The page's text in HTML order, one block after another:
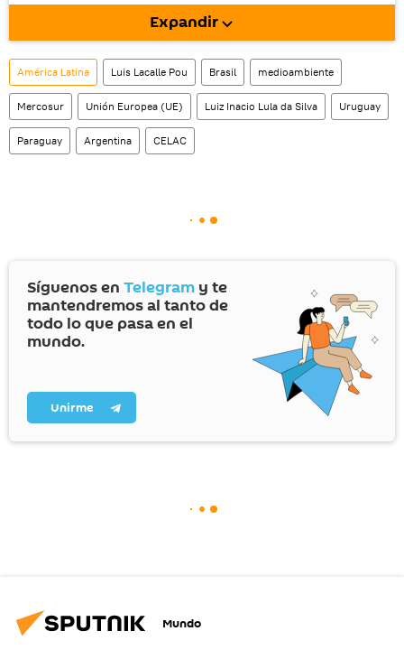
móvil (¡solo para Android!).
También tenemos una cuenta en la red
social rusa VK .
Expandir
América Latina Luis Lacalle Pou Brasil medioambiente
Mercosur Unión Europea (UE) Luiz Inacio Lula da Silva Uruguay
Paraguay Argentina CELAC
Síguenos en Telegram y te
mantendremos al tanto de
todo lo que pasa en el
mundo.
Unirme
Mundo